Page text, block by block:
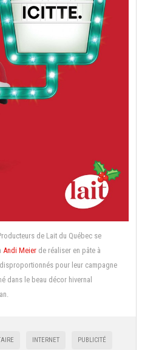
de Lait du Québec se
Andi Meier de réaliser en pâte à
pour leur campagne
dans le beau décor hivernal
INTERNET PUBLICITÉ